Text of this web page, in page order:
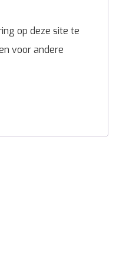
op deze site te
voor andere